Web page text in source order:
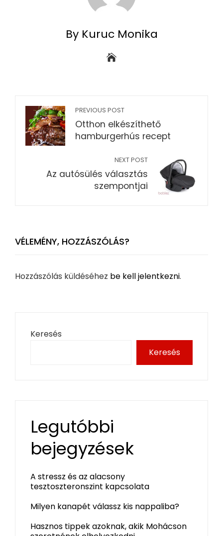
By Kuruc Monika
PREVIOUS POST
Otthon elkészíthető
hamburgerhús recept
NEXT POST
Az autósülés választás
szempontjai
VÉLEMÉNY, HOZZÁSZÓLÁS?
Hozzászólás küldéséhez be kell jelentkezni.
Keresés
Keresés
Legutóbbi
bejegyzések
A stressz és az alacsony
tesztoszteronszint kapcsolata
Milyen kanapét válassz kis nappaliba?
Hasznos tippek azoknak, akik Mohácson